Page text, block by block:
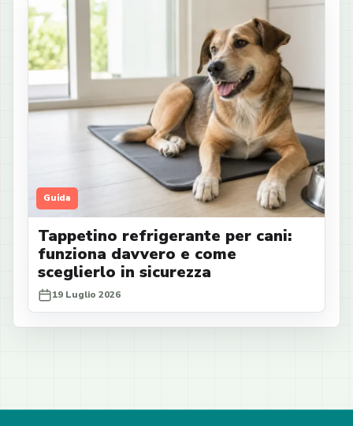
Guida
Tappetino refrigerante per cani:
funziona davvero e come
sceglierlo in sicurezza
19 Luglio 2026